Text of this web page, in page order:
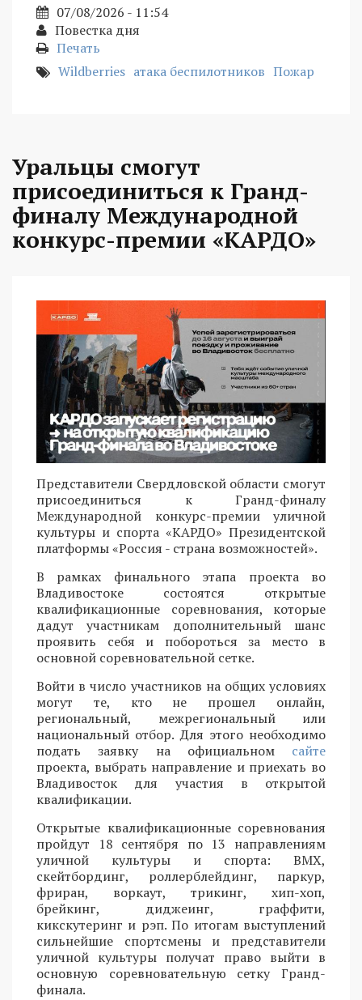
07/08/2026 - 11:54
Повестка дня
Печать
Wildberries атака беспилотников Пожар
Уральцы смогут
присоединиться к Гранд-
финалу Международной
конкурс-премии «КАРДО»
Представители Свердловской области смогут
присоединиться к Гранд-финалу
Международной конкурс-премии уличной
культуры и спорта «КАРДО» Президентской
платформы «Россия - страна возможностей».
В рамках финального этапа проекта во
Владивостоке состоятся открытые
квалификационные соревнования, которые
дадут участникам дополнительный шанс
проявить себя и побороться за место в
основной соревновательной сетке.
Войти в число участников на общих условиях
могут те, кто не прошел онлайн,
региональный, межрегиональный или
национальный отбор. Для этого необходимо
подать заявку на официальном сайте
проекта, выбрать направление и приехать во
Владивосток для участия в открытой
квалификации.
Открытые квалификационные соревнования
пройдут 18 сентября по 13 направлениям
уличной культуры и спорта: BMX,
скейтбординг, роллерблейдинг, паркур,
фриран, воркаут, трикинг, хип-хоп,
брейкинг, диджеинг, граффити,
кикскутеринг и рэп. По итогам выступлений
сильнейшие спортсмены и представители
уличной культуры получат право выйти в
основную соревновательную сетку Гранд-
финала.